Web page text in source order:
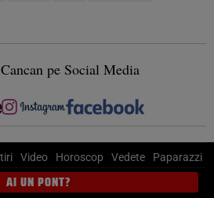
pe Social Media
Video Horoscop Vedete Paparazzi
AI UN PONT?